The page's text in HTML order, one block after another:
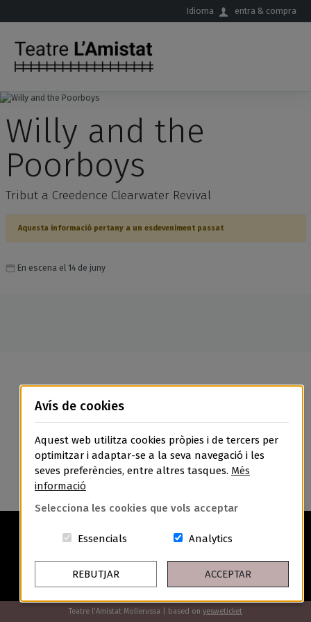
Idioma entra & compra
Willy and the
Poorboys
Tribut a Creedence Clearwater Revival
Aquesta informació pertany a un esdeveniment passat
En escena el 14 de juny
Avís Legal Política de Privacitat
Política de Cookies
Condicions Generals de Contractació
Teatre l'Amistat Mollerussa | based on yesweticket
Avís de cookies
Aquest web utilitza cookies pròpies i de tercers per
optimitzar i adaptar-se a la seva navegació i les
seves preferències, entre altres tasques. Més
informació
Selecciona les cookies que vols acceptar
Essencials Aquestes cookies són essencials
AnalyticsCookies related
REBUTJAR ACCEPTAR